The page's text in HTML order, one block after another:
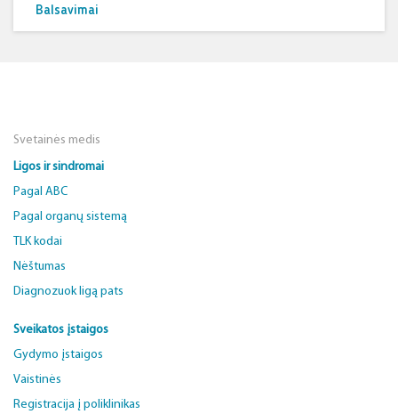
Balsavimai
Svetainės medis
Ligos ir sindromai
Pagal ABC
Pagal organų sistemą
TLK kodai
Nėštumas
Diagnozuok ligą pats
Sveikatos įstaigos
Gydymo įstaigos
Vaistinės
Registracija į poliklinikas